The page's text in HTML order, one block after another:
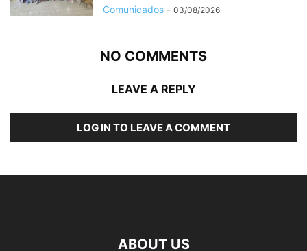
Comunicados - 03/08/2026
NO COMMENTS
LEAVE A REPLY
LOG IN TO LEAVE A COMMENT
ABOUT US